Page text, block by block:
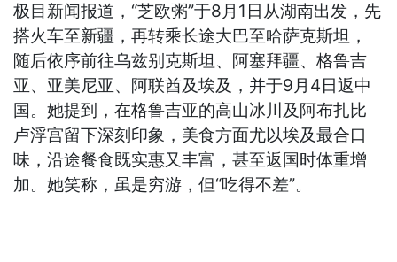
极目新闻报道，“芝欧粥”于8月1日从湖南出发，先
搭火车至新疆，再转乘长途大巴至哈萨克斯坦，
随后依序前往乌兹别克斯坦、阿塞拜疆、格鲁吉
亚、亚美尼亚、阿联酋及埃及，并于9月4日返中
国。她提到，在格鲁吉亚的高山冰川及阿布扎比
卢浮宫留下深刻印象，美食方面尤以埃及最合口
味，沿途餐食既实惠又丰富，甚至返国时体重增
加。她笑称，虽是穷游，但“吃得不差”。